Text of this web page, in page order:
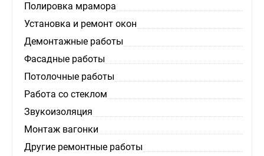
Полировка мрамора
Установка и ремонт окон
Демонтажные работы
Фасадные работы
Потолочные работы
Работа со стеклом
Звукоизоляция
Монтаж вагонки
Другие ремонтные работы